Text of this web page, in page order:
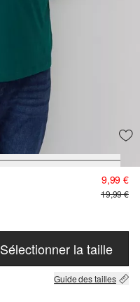
9,99 €
19,99 €
Sélectionner la taille
Guide des tailles